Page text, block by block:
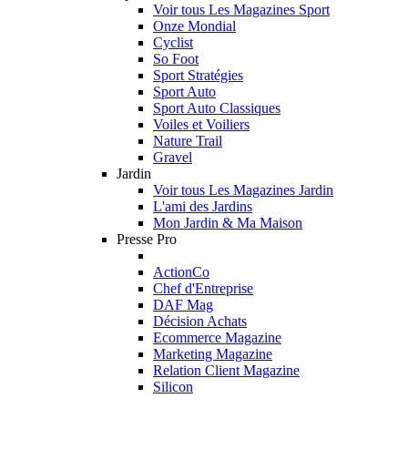
Voir tous Les Magazines Sport
Onze Mondial
Cyclist
So Foot
Sport Stratégies
Sport Auto
Sport Auto Classiques
Voiles et Voiliers
Nature Trail
Gravel
Jardin
Voir tous Les Magazines Jardin
L'ami des Jardins
Mon Jardin & Ma Maison
Presse Pro
ActionCo
Chef d'Entreprise
DAF Mag
Décision Achats
Ecommerce Magazine
Marketing Magazine
Relation Client Magazine
Silicon